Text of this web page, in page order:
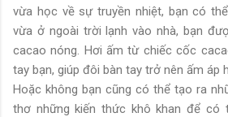
vừa học về sự truyền nhiệt, bạn có
vừa ở ngoài trời lạnh vào nhà, bạn
cacao nóng. Hơi ấm từ chiếc cốc
tay bạn, giúp đôi bàn tay trở nên ấm áp
Hoặc không bạn cũng có thể tạo ra
thơ những kiến thức khô khan để có